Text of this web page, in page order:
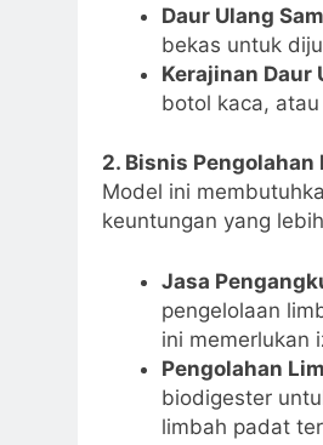
Daur Ulang
bekas untuk
Kerajinan Daur
botol kaca,
2. Bisnis
Model ini
keuntungan yang
Jasa
pengelolaan
ini memerlukan
Pengolahan
biodigester
limbah padat